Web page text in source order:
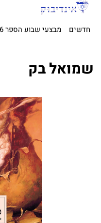
חדשים מבצעי שבוע הספר 2026
שמואל בק